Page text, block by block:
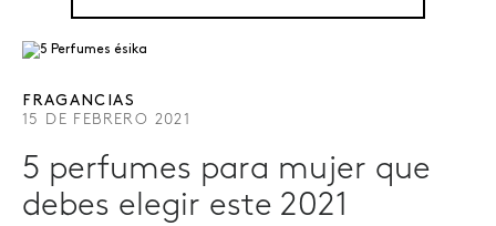
FRAGANCIAS
15 DE FEBRERO 2021
5 perfumes para mujer que
debes elegir este 2021